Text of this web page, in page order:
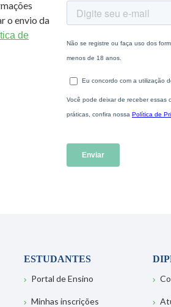
o envio da
de
ESTUDANTES
Portal de Ensino
Minhas inscrições